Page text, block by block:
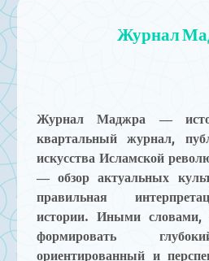
Журнал
Журнал Маджра —
квартальный журнал,
искусства Исламской
— обзор актуальных
правильная
истории. Иными словами,
формировать
ориентированный и